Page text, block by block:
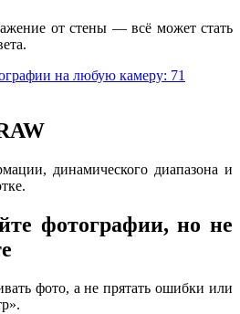
от стены — всё может стать
динамического диапазона и
фотографии, но не
фото, а не прятать ошибки или